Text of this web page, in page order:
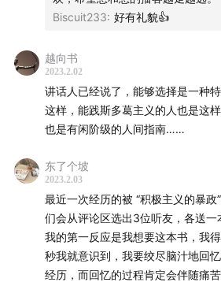
积极主义的暴政
34:33 最易操作的一条原则：阅读小说
如果没有研究社会学，我可能
钟摆而非静态
42:40 豆瓣的“推辞学”小组
人的情绪可以被控制吗
Reference
Biscuit233: 好有礼貌👍
越向书
2023.2.02
讲话人已经说了，能够选择是一种
这样，能践斯多葛主义的人也是这
也是有闲阶级的人间指南……
东了个坡
2023.2.03
最近一次经历的被 “积极主义的暴政
们会从评论区选出3位听友，各送一
我的第一反应是我想要这本书，我
秒我就意识到，我要绞尽脑汁地回
经历，而回忆的过程肯定会伴随痛